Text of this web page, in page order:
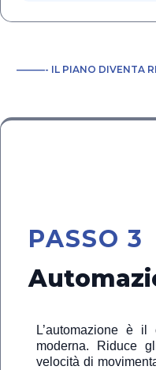
———- IL PIANO DIVENTA
PASSO 3
L’automazione è
moderna. Riduce
velocità di